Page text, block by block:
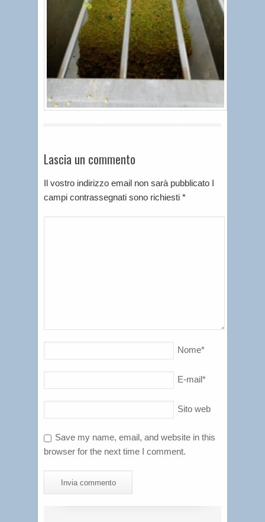
Lascia un commento
Il vostro indirizzo email non sarà pubblicato I
campi contrassegnati sono richiesti *
Nome*
E-mail*
Sito web
Save my name, email, and website in this
browser for the next time I comment.